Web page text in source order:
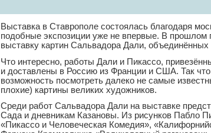
Выставка в Ставрополе состоялась благодаря
подобные экспозиции уже не впервые. В прошлом
выставку картин Сальвадора Дали,
Что интересно, работы Дали и Пикассо,
и доставлены в Россию из Франции и США. Так
возможность посмотреть далеко не самые
плохие) картины великих художников.
Среди работ Сальвадора Дали на выставке
Сада и дневникам Казановы. Из рисунков Пабло
«Пикассо и Человеческая Комедия»,